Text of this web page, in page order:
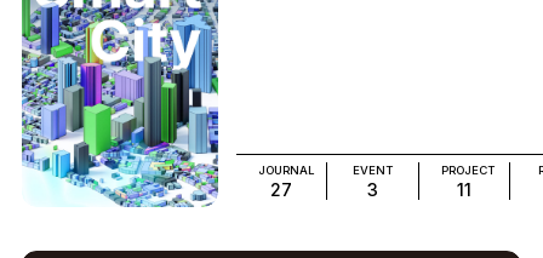
JOURNAL
27
EVENT
3
PROJECT
11